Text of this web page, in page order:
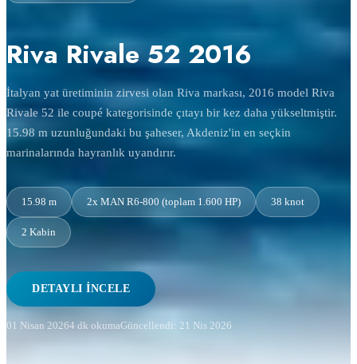
Riva Rivale 52 2016
İtalyan yat üretiminin zirvesi olan Riva markası, 2016 model Riva
Rivale 52 ile coupé kategorisinde çıtayı bir kez daha yükseltmiştir.
15.98 m uzunluğundaki bu şaheser, Akdeniz'in en seçkin
marinalarında hayranlık uyandırır.
15.98 m 2x MAN R6-800 (toplam 1.600 HP) 38 knot
2 Kabin
DETAYLI İNCELE
01 Nisan 20264 dk okumaGüncellendi: 21 Nis 2026